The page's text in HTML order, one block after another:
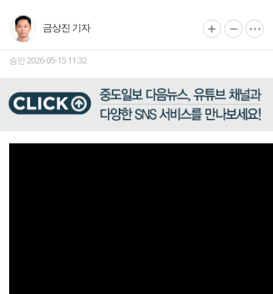
금상진 기자
승인 2026-05-15 11:32